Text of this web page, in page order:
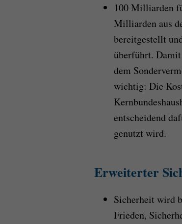
100 Milliarden
Milliarden aus
bereitgestellt
überführt.
dem
wichtig: Die
entscheidend
genutzt wird.
Erweiterter
Sicherheit wird
Frieden,